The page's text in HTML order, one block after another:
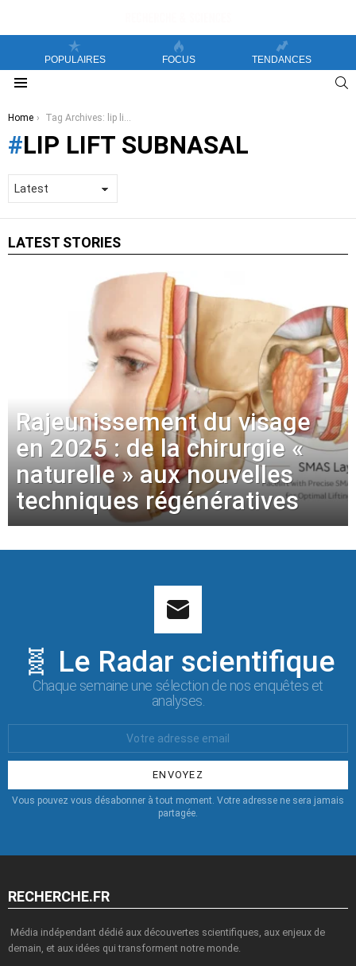
POPULAIRES FOCUS TENDANCES
You are here:
Home Tag Archives: lip lift subnasal
LIP LIFT SUBNASAL
LATEST STORIES
Rajeunissement du visage
en 2025 : de la chirurgie «
naturelle » aux nouvelles
techniques régénératives
🧬 Le Radar scientifique
Chaque semaine une sélection de nos enquêtes et
analyses.
:
Vous pouvez vous désabonner à tout moment. Votre adresse ne sera jamais
partagée.
RECHERCHE.FR
Média indépendant dédié aux découvertes scientifiques, aux enjeux de
demain, et aux idées qui transforment notre monde.